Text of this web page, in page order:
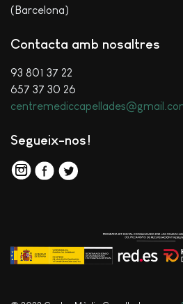
(Barcelona)
Contacta amb nosaltres
93 801 37 22
657 37 30 26
Segueix-nos!